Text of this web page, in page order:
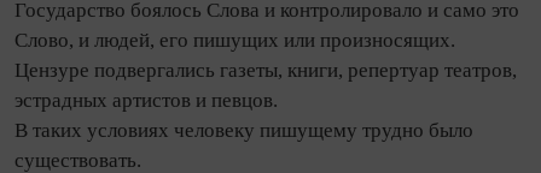
Государство боялось Слова и контролировало и само это
Слово, и людей, его пишущих или произносящих.
Цензуре подвергались газеты, книги, репертуар театров,
эстрадных артистов и певцов.
В таких условиях человеку пишущему трудно было
существовать.